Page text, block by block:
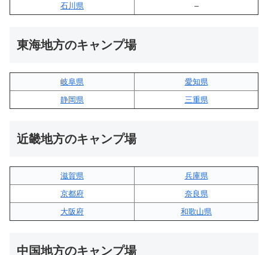
石川県
–
東海地方のキャンプ場
岐阜県
愛知県
静岡県
三重県
近畿地方のキャンプ場
滋賀県
兵庫県
京都府
奈良県
大阪府
和歌山県
中国地方のキャンプ場